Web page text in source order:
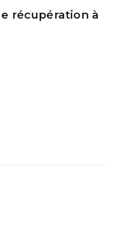
récupération à